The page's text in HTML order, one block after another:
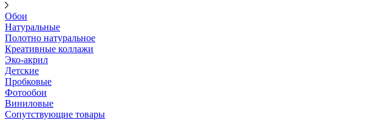
Обои
Натуральные
Полотно натуральное
Креативные коллажи
Эко-акрил
Детские
Пробковые
Фотообои
Виниловые
Сопутствующие товары